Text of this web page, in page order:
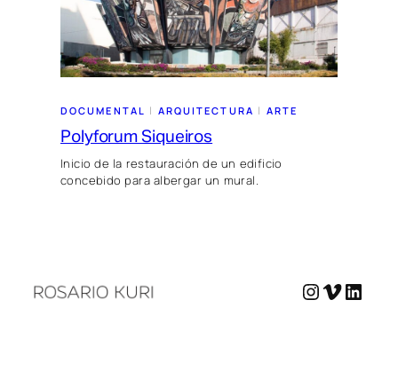
DOCUMENTAL | ARQUITECTURA | ARTE
Polyforum Siqueiros
Inicio de la restauración de un edificio
concebido para albergar un mural.
Instagram
Vimeo